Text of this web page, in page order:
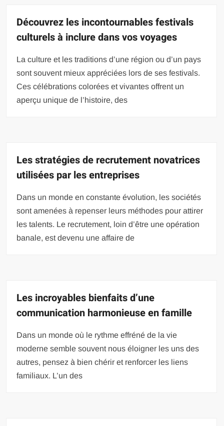
Découvrez les incontournables festivals
culturels à inclure dans vos voyages
La culture et les traditions d’une région ou d’un pays
sont souvent mieux appréciées lors de ses festivals.
Ces célébrations colorées et vivantes offrent un
aperçu unique de l’histoire, des
Les stratégies de recrutement novatrices
utilisées par les entreprises
Dans un monde en constante évolution, les sociétés
sont amenées à repenser leurs méthodes pour attirer
les talents. Le recrutement, loin d’être une opération
banale, est devenu une affaire de
Les incroyables bienfaits d’une
communication harmonieuse en famille
Dans un monde où le rythme effréné de la vie
moderne semble souvent nous éloigner les uns des
autres, pensez à bien chérir et renforcer les liens
familiaux. L’un des